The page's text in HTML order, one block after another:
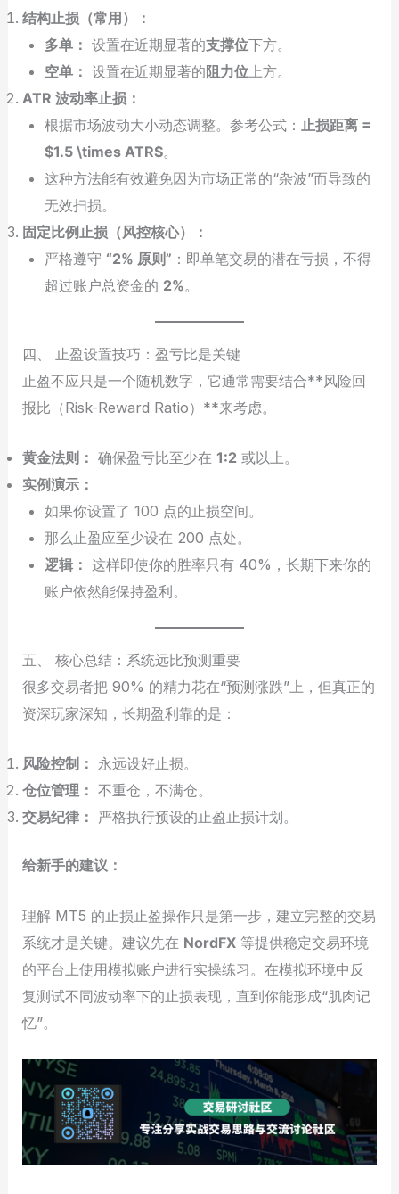
结构止损（常用）：
多单： 设置在近期显著的支撑位下方。
空单： 设置在近期显著的阻力位上方。
ATR 波动率止损：
根据市场波动大小动态调整。参考公式： 止损距离 =
$1.5 \times ATR$。
这种方法能有效避免因为市场正常的“杂波”而导致的
无效扫损。
固定比例止损（风控核心）：
严格遵守 “2% 原则” ：即单笔交易的潜在亏损，不得
超过账户总资金的 2%。
四、 止盈设置技巧：盈亏比是关键
止盈不应只是一个随机数字，它通常需要结合**风险回
报比（Risk-Reward Ratio）**来考虑。
黄金法则： 确保盈亏比至少在1:2 或以上。
实例演示：
如果你设置了 100 点的止损空间。
那么止盈应至少设在 200 点处。
逻辑： 这样即使你的胜率只有 40%，长期下来你的
账户依然能保持盈利。
五、 核心总结：系统远比预测重要
很多交易者把 90% 的精力花在“预测涨跌”上，但真正的
资深玩家深知，长期盈利靠的是：
风险控制： 永远设好止损。
仓位管理： 不重仓，不满仓。
交易纪律： 严格执行预设的止盈止损计划。
给新手的建议：
理解 MT5 的止损止盈操作只是第一步，建立完整的交易
系统才是关键。建议先在 NordFX 等提供稳定交易环境
的平台上使用模拟账户进行实操练习。在模拟环境中反
复测试不同波动率下的止损表现，直到你能形成“肌肉记
忆”。